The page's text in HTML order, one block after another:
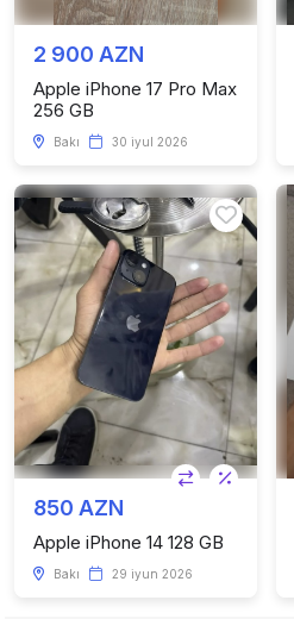
2 900 AZN
Apple iPhone 17 Pro Max
256 GB
Bakı 30 iyul 2026
850 AZN
Apple iPhone 14 128 GB
Bakı 29 iyun 2026